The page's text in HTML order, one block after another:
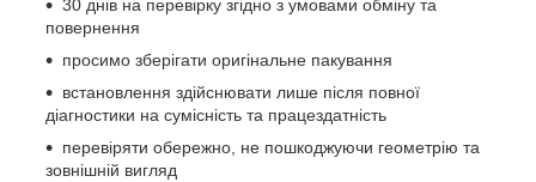
30 днів на перевірку згідно з умовами обміну та
повернення
просимо зберігати оригінальне пакування
встановлення здійснювати лише після повної
діагностики на сумісність та працездатність
перевіряти обережно, не пошкоджуючи геометрію та
зовнішній вигляд